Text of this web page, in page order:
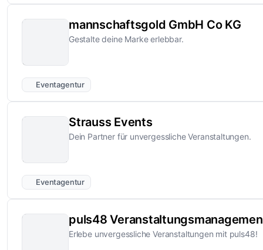
mannschaftsgold GmbH Co KG
Gestalte deine Marke erlebbar.
Eventagentur
Strauss Events
Dein Partner für unvergessliche Veranstaltungen.
Eventagentur
puls48
Erlebe unvergessliche Veranstaltungen mit puls48!